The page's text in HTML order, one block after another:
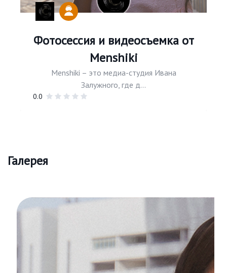
Фотосессия и видеосъемка от
Menshiki
Menshiki – это медиа-студия Ивана
Залужного, где д...
0.0
Галерея